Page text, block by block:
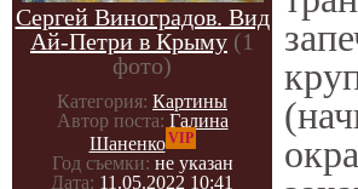
Сергей Виноградов. Вид
Ай-Петри в Крыму (1
фото)
Категория: Картины
Автор поста: Галина
ШаненкоVIP
Год съемки: не указан
Дата: 11.05.2022 10:41